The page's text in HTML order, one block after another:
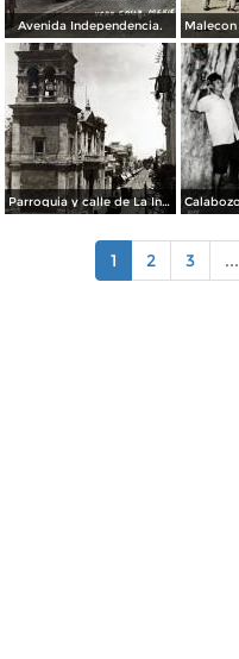
Avenida Independencia.
Parroquia y calle de La Independencia.
1 2 3 ...